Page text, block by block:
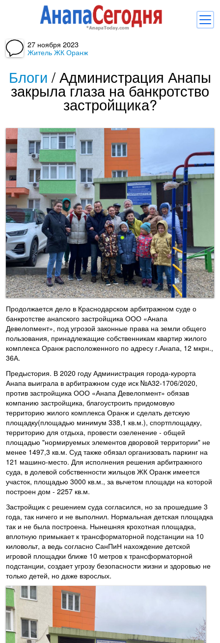
Комментарии
Балачка
Об Анапе
Библиотека
Регистрация и
27 ноября 2023
Житель ЖК Оранж
Блоги /Администрация Анапы
закрыла глаза на банкротство
застройщика?
Продолжается дело в Краснодарском арбитражном суде о
банкротстве анапского застройщика ООО «Анапа
Девелопмент», под угрозой законные права на земли общего
пользования, принадлежащие собственникам квартир жилого
комплекса Оранж расположенного по адресу г.Анапа, 12 мкрн.,
36А.
Предыстория. В 2020 году Администрация города-курорта
Анапа выиграла в арбитражном суде иск №А32-1706/2020,
против застройщика ООО «Анапа Девелопмент» обязав
компанию застройщика, благоустроить придомовую
территорию жилого комплекса Оранж и сделать детскую
площадку(площадью минимум 338,1 кв.м.), спортплощадку,
территорию для отдыха, провести озеленение - общей
площадью "нормируемых элементов дворовой территории" не
менее 1497,3 кв.м. Суд также обязал организовать паркинг на
121 машино-место. Для исполнения решения арбитражного
суда, в долевой собственности жильцов ЖК Оранж имеется
участок, площадью 3000 кв.м., за вычетом площади на которой
построен дом - 2257 кв.м.
Застройщик с решением суда согласился, но за прошедшие 3
года, так ничего и не выполнил. Нормальная детская площадка
так и не была построена. Нынешняя крохотная площадка,
вплотную примыкает к трансформаторной подстанции на 10
киловольт, а ведь согласно СанПиН нахождение детской
игровой площадки ближе 10 метров к трансформаторной
подстанции, создает угрозу безопасности жизни и здоровью не
только детей, но даже взрослых.